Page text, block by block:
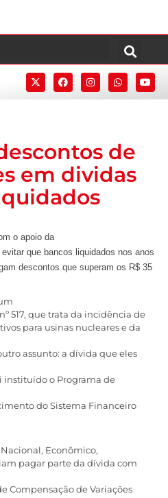
de
em dividas
o apoio da
que bancos liquidados nos anos
descontos que superam os R$ 35
517, que trata da incidência de
para usinas nucleares e da
assunto: a dívida que eles
instituído o Programa de
do Sistema Financeiro
Econômico,
pagar parte da dívida com
Compensação de Variações